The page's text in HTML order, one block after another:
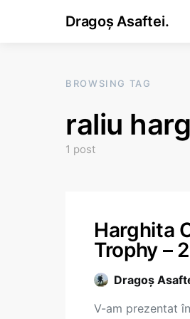
Dragoș Asaftei.
BROWSING TAG
raliu
1 post
Harghita
Trophy –
Dragoş
V-am prezentat